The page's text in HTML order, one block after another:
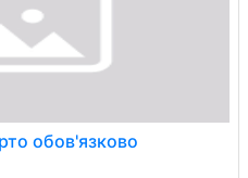
обов'язково